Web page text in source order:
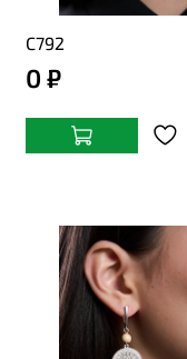
C792
0 ₽